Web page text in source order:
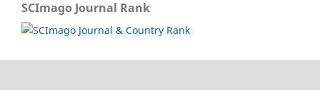
SCImago Journal Rank